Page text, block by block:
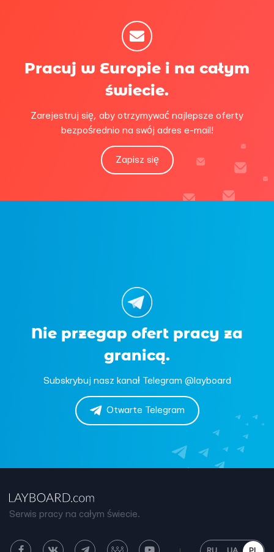
Pracuj w Europie i na całym
świecie.
Zarejestruj się, aby otrzymywać najlepsze oferty
bezpośrednio na swój adres e-mail!
Zapisz się
Nie przegap ofert pracy za
granicą.
Subskrybuj nasz kanał Telegram @layboard
Otwarte Telegram
Serwis pracy na całym świecie.